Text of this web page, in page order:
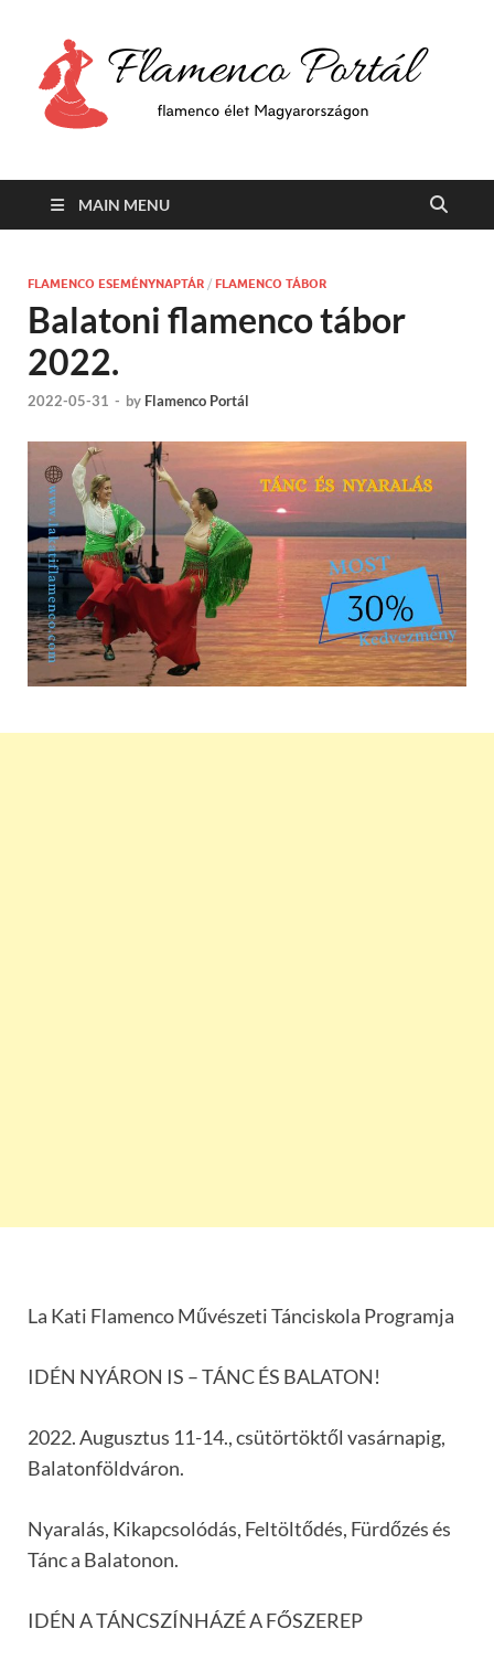
MAIN MENU
FLAMENCO ESEMÉNYNAPTÁR / FLAMENCO TÁBOR
Balatoni flamenco tábor
2022.
2022-05-31 - by Flamenco Portál
La Kati Flamenco Művészeti Tánciskola Programja
IDÉN NYÁRON IS – TÁNC ÉS BALATON!
2022. Augusztus 11-14., csütörtöktől vasárnapig,
Balatonföldváron.
Nyaralás, Kikapcsolódás, Feltöltődés, Fürdőzés és
Tánc a Balatonon.
IDÉN A TÁNCSZÍNHÁZÉ A FŐSZEREP